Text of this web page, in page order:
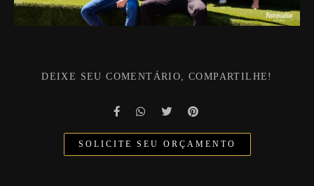
DEIXE SEU COMENTÁRIO, COMPARTILHE!
SOLICITE SEU ORÇAMENTO